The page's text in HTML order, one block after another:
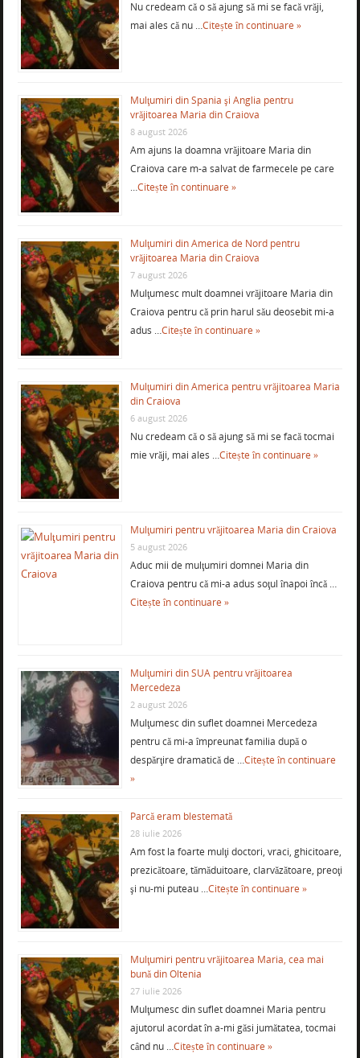
Nu credeam că o să ajung să mi se facă vrăji,
mai ales că nu …Citește în continuare »
Mulţumiri din Spania şi Anglia pentru
vrăjitoarea Maria din Craiova
8 august 2026
Am ajuns la doamna vrăjitoare Maria din
Craiova care m-a salvat de farmecele pe care
…Citește în continuare »
Mulţumiri din America de Nord pentru
vrăjitoarea Maria din Craiova
7 august 2026
Mulţumesc mult doamnei vrăjitoare Maria din
Craiova pentru că prin harul său deosebit mi-a
adus …Citește în continuare »
Mulţumiri din America pentru vrăjitoarea Maria
din Craiova
6 august 2026
Nu credeam că o să ajung să mi se facă tocmai
mie vrăji, mai ales …Citește în continuare »
Mulţumiri pentru vrăjitoarea Maria din Craiova
5 august 2026
Aduc mii de mulţumiri domnei Maria din
Craiova pentru că mi-a adus soţul înapoi încă …
Citește în continuare »
Mulţumiri din SUA pentru vrăjitoarea
Mercedeza
2 august 2026
Mulţumesc din suflet doamnei Mercedeza
pentru că mi-a împreunat familia după o
despărţire dramatică de …Citește în continuare
»
Parcă eram blestemată
28 iulie 2026
Am fost la foarte mulţi doctori, vraci, ghicitoare,
prezicătoare, tămăduitoare, clarvăzătoare, preoţi
şi nu-mi puteau …Citește în continuare »
Mulţumiri pentru vrăjitoarea Maria, cea mai
bună din Oltenia
27 iulie 2026
Mulţumesc din suflet doamnei Maria pentru
ajutorul acordat în a-mi găsi jumătatea, tocmai
când nu …Citește în continuare »